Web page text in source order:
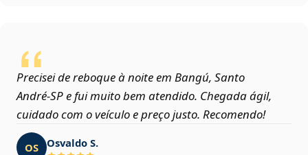
Precisei de reboque à noite em Bangú, Santo
André‑SP e fui muito bem atendido. Chegada ágil,
cuidado com o veículo e preço justo. Recomendo!
OS Osvaldo S.